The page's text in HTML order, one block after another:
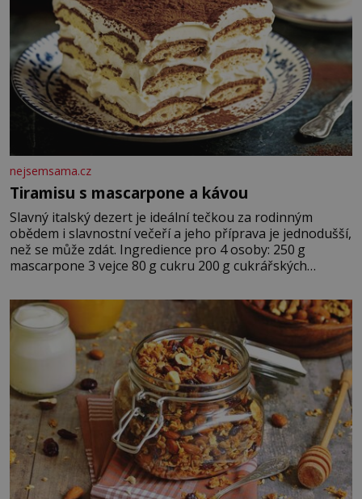
nejsemsama.cz
Tiramisu s mascarpone a kávou
Slavný italský dezert je ideální tečkou za rodinným
obědem i slavnostní večeří a jeho příprava je jednodušší,
než se může zdát. Ingredience pro 4 osoby: 250 g
mascarpone 3 vejce 80 g cukru 200 g cukrářských
posypání Postup: Oddělte žloutky od bílků. Žloutky
vyšlehejte s cukrem do světlé pěny a postupně do nich
vmíchejte mascarpone, aby vznikl hladký